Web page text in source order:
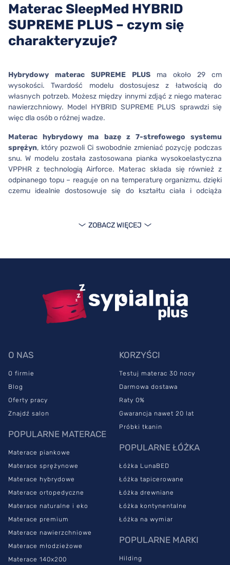
Materac SleepMed HYBRID
SUPREME PLUS – czym się
charakteryzuje?
Hybrydowy materac SUPREME PLUS ma około 29 cm
wysokości. Twardość modelu dostosujesz z łatwością do
własnych potrzeb. Możesz między innymi zdjąć z niego materac
nawierzchniowy. Model HYBRID SUPREME PLUS sprawdzi się
więc dla osób o różnej wadze.
Materac hybrydowy ma bazę z
7-strefowego systemu
sprężyn, który pozwoli Ci swobodnie zmieniać pozycję podczas
snu. W modelu została zastosowana pianka wysokoelastyczna
VPPHR z technologią Airforce. Materac składa się również z
odpinanego topu – reaguje on na temperaturę organizmu, dzięki
czemu idealnie dostosowuje się do kształtu ciała i odciąża
Materac SleepMed HYBRID SUPREME PLUS jest dostępny w
: 80x200, 90x200, 100x200, 120x200, 140x200,
PLUS – śpij wygodnie!
Materac hybrydowy
rozkładanej kanapy.
Materac termoelastyczny jest odwracalny. Pozwala na
samodzielne dopasowanie twardości – umożliwiają to pianki,
które można układać w dowolnej kolejności, w zależności od tego,
żywotność modelu HYBRID SUPREME PLUS. Materac został
wyposażony w pokrowiec, który z łatwością utrzymasz w
temu pozostanie czysty i zachowa swoje właściwości.
Model ma 7 stref twardości,
dlatego dobrze dopasowuje się do
anatomicznej budowy człowieka. Materac podpiera ciało
punktowo. Ugina się wyłącznie w miejscach, na które
wywoływany jest nacisk.
Materac HYBRID SUPREME
PLUS – co zyskasz?
ZOBACZ WIĘCEJ
O NAS
O firmie
Blog
Oferty pracy
Znajdź salon
POPULARNE MATERACE
Materace piankowe
Materace sprężynowe
Materace hybrydowe
Materace ortopedyczne
Materace naturalne i eko
Materace premium
Materace nawierzchniowe
Materace młodzieżowe
Materace 140x200
KORZYŚCI
Testuj materac 30 nocy
Darmowa dostawa
Raty 0%
Gwarancja nawet 20 lat
Próbki tkanin
POPULARNE ŁÓŻKA
Łóżka LunaBED
Łóżka tapicerowane
Łóżka drewniane
Łóżka kontynentalne
Łóżka na wymiar
POPULARNE MARKI
Hilding